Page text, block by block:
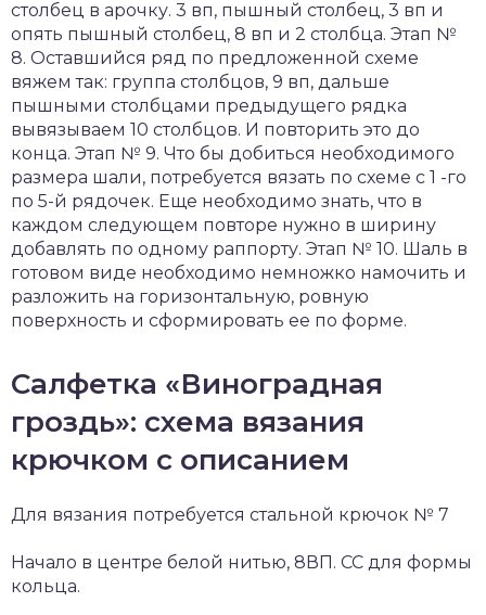
столбец в арочку. 3 вп, пышный столбец, 3 вп и
опять пышный столбец, 8 вп и 2 столбца. Этап №
8. Оставшийся ряд по предложенной схеме
вяжем так: группа столбцов, 9 вп, дальше
пышными столбцами предыдущего рядка
вывязываем 10 столбцов. И повторить это до
конца. Этап № 9. Что бы добиться необходимого
размера шали, потребуется вязать по схеме с 1 -го
по 5-й рядочек. Еще необходимо знать, что в
каждом следующем повторе нужно в ширину
добавлять по одному раппорту. Этап № 10. Шаль в
готовом виде необходимо немножко намочить и
разложить на горизонтальную, ровную
поверхность и сформировать ее по форме.
Салфетка «Виноградная
гроздь»: схема вязания
крючком с описанием
Для вязания потребуется стальной крючок № 7
Начало в центре белой нитью, 8ВП. СС для формы
кольца.